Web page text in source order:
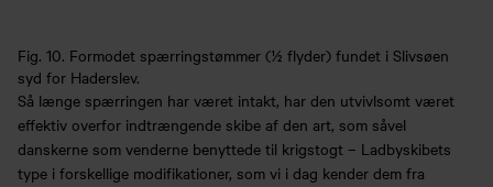
Fig. 10. Formodet spærringstømmer (½ flyder) fundet i Slivsøen
syd for Haderslev.
Så længe spærringen har været intakt, har den utvivlsomt været
effektiv overfor indtrængende skibe af den art, som såvel
danskerne som venderne benyttede til krigstogt – Ladbyskibets
type i forskellige modifikationer, som vi i dag kender dem fra